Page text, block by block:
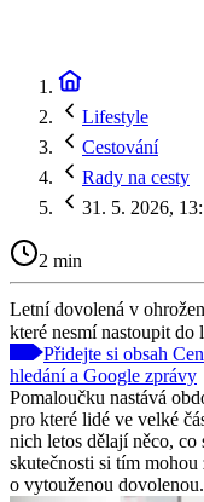
Lifestyle
Cestování
Rady na cesty
31. 5. 2026,
2 min
Letní dovolená v
které nesmí nastoupit do
Přidejte si obsah
hledání a Google zprávy
Pomaloučku nastává
pro které lidé ve velké
nich letos dělají něco,
skutečnosti si tím
o vytouženou dovolenou.